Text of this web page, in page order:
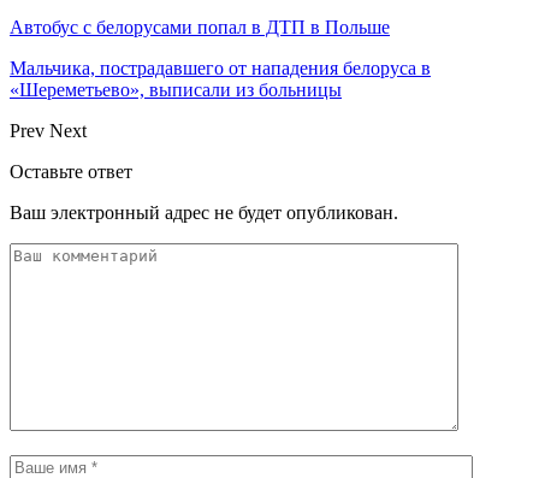
Автобус с белорусами попал в ДТП в Польше
Мальчика, пострадавшего от нападения белоруса в
«Шереметьево», выписали из больницы
Prev Next
Оставьте ответ
Ваш электронный адрес не будет опубликован.